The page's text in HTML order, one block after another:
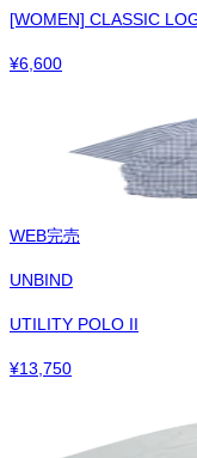
[WOMEN] CLASSIC
¥6,600
WEB完売
UNBIND
UTILITY POLO II
¥13,750